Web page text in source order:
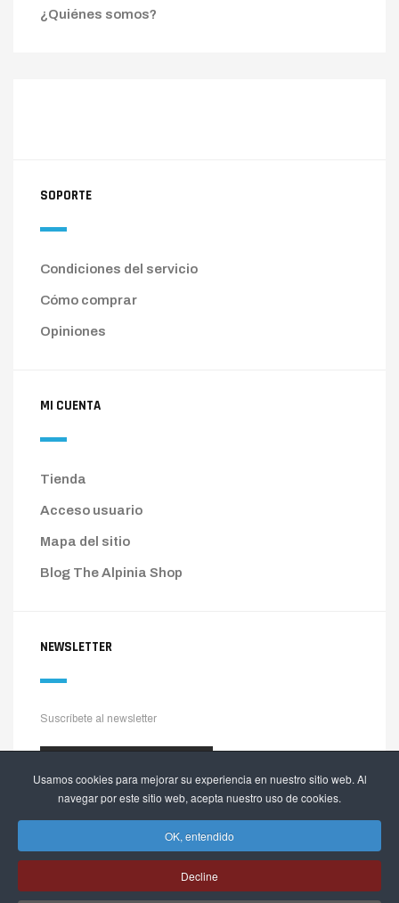
Usamos cookies para mejorar su experiencia en nuestro sitio web. Al
navegar por este sitio web, acepta nuestro uso de cookies.
OK, entendido
Decline
¿Quiénes somos?
SOPORTE
Condiciones del servicio
Cómo comprar
Opiniones
MI CUENTA
Tienda
Acceso usuario
Mapa del sitio
Blog The Alpinia Shop
NEWSLETTER
Suscríbete al newsletter